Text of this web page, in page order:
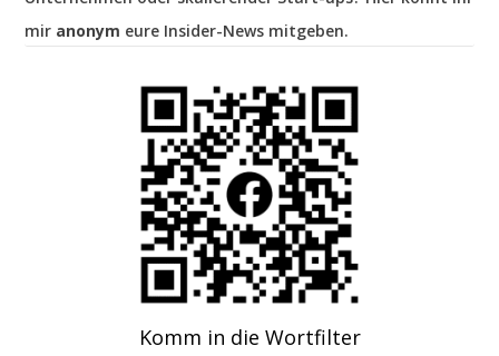
mir anonym eure Insider-News mitgeben.
Komm in die Wortfilter